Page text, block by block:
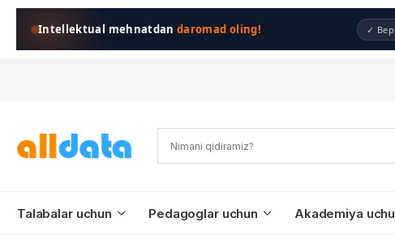
Intellektual mehnatdandaromad oling! ✓
Talabalar uchun Pedagoglar uchun Akademiya